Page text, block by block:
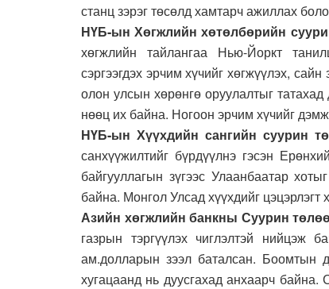
станц зэрэг төсөлд хамтарч ажиллах
НҮБ-ын Хөгжлийн хөтөлбөрийн
хөгжлийн тайлангаа Нью-Йоркт
сэргээгдэх эрчим хүчийг хөгжүүлэх,
олон улсын хөрөнгө оруулалтыг
нөөц их байна. Ногоон эрчим хүчийг
НҮБ-ын Хүүхдийн сангийн суурин
санхүүжилтийг бүрдүүлнэ гэсэн
байгууллагын зүгээс Улаанбаатар
байна. Монгол Улсад хүүхдийг
Азийн хөгжлийн банкны Суурин
газрын тэргүүлэх чиглэлтэй
ам.долларын зээл баталсан. Боомтын
хугацаанд нь дуусгахад анхаарч байна.